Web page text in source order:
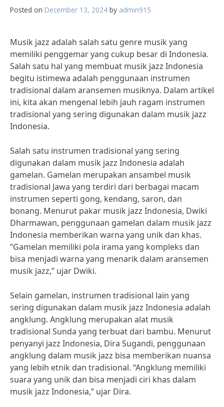
Posted on December 13, 2024 by admin915
Musik jazz adalah salah satu genre musik yang
memiliki penggemar yang cukup besar di Indonesia.
Salah satu hal yang membuat musik jazz Indonesia
begitu istimewa adalah penggunaan instrumen
tradisional dalam aransemen musiknya. Dalam artikel
ini, kita akan mengenal lebih jauh ragam instrumen
tradisional yang sering digunakan dalam musik jazz
Indonesia.
Salah satu instrumen tradisional yang sering
digunakan dalam musik jazz Indonesia adalah
gamelan. Gamelan merupakan ansambel musik
tradisional Jawa yang terdiri dari berbagai macam
instrumen seperti gong, kendang, saron, dan
bonang. Menurut pakar musik jazz Indonesia, Dwiki
Dharmawan, penggunaan gamelan dalam musik jazz
Indonesia memberikan warna yang unik dan khas.
“Gamelan memiliki pola irama yang kompleks dan
bisa menjadi warna yang menarik dalam aransemen
musik jazz,” ujar Dwiki.
Selain gamelan, instrumen tradisional lain yang
sering digunakan dalam musik jazz Indonesia adalah
angklung. Angklung merupakan alat musik
tradisional Sunda yang terbuat dari bambu. Menurut
penyanyi jazz Indonesia, Dira Sugandi, penggunaan
angklung dalam musik jazz bisa memberikan nuansa
yang lebih etnik dan tradisional. “Angklung memiliki
suara yang unik dan bisa menjadi ciri khas dalam
musik jazz Indonesia,” ujar Dira.